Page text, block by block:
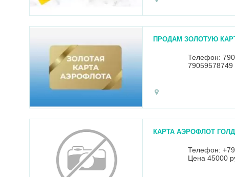
ПРОДАМ ЗОЛОТУЮ
Телефон:
79059578749
КАРТА АЭРОФЛОТ ГОЛД
Телефон:
Цена 45000